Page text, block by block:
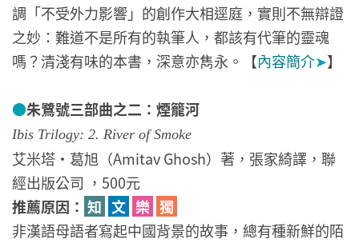
調「不受外力影響」的創作大相逕庭，實則不無辯證
之妙：難道不是所有的執筆人，都該有代筆的靈魂
嗎？清淺有味的本書，深意亦雋永。【內容簡介➤】
●朱鷺號三部曲之二：煙籠河
Ibis Trilogy: 2. River of Smoke
艾米塔‧葛旭（Amitav Ghosh）著，張家綺譯，聯
經出版公司 ，500元
推薦原因： 知 文 樂 獨
非漢語母語者寫起中國背景的故事，總有種新鮮的陌